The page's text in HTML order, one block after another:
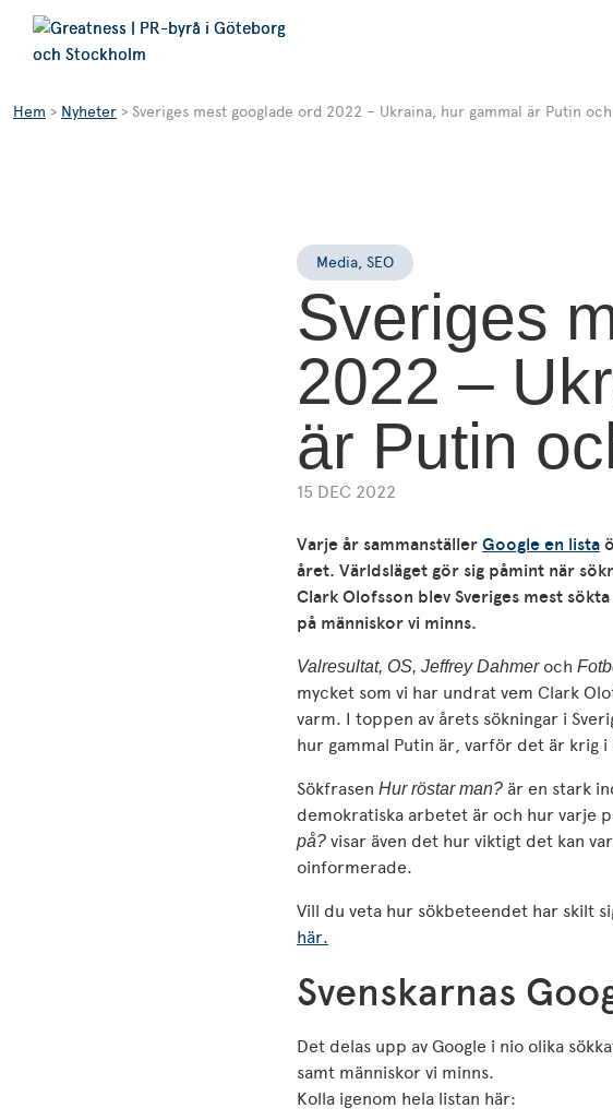
Hem > Nyheter > Sveriges mest googlade ord 2022 – Ukraina, hur gammal är Putin
Media, SEO
Sveriges
2022 –
är Putin
15 DEC 2022
Varje år sammanställer Google en lista
året. Världsläget gör sig påmint när
Clark Olofsson blev Sveriges mest
på människor vi minns.
Valresultat, OS, Jeffrey Dahmeroch
mycket som vi har undrat vem Clark
varm. I toppen av årets sökningar i
hur gammal Putin är, varför det är krig
Sökfrasen Hur röstar man? är en stark
demokratiska arbetet är och hur varje
på? visar även det hur viktigt det kan
oinformerade.
Vill du veta hur sökbeteendet har skilt
här.
Svenskarnas
Det delas upp av Google i nio olika
samt människor vi minns.
Kolla igenom hela listan här: